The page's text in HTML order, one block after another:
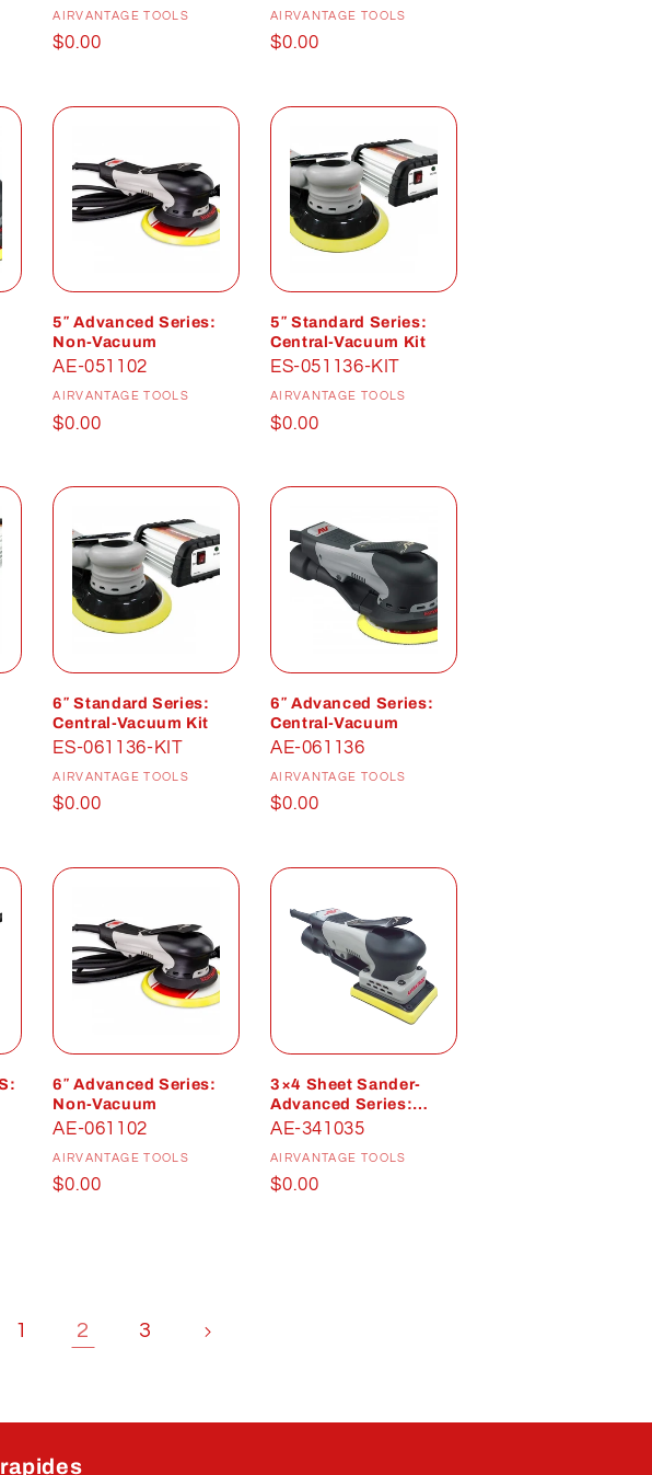
AIRVANTAGE TOOLS
Prix
$0.00
AIRVANTAGE TOOLS
Prix
$0.00
:
5″ Advanced Series:
Non-Vacuum
AE-051102Distributeur :
AIRVANTAGE TOOLS
Prix
$0.00
5″ Standard Series:
Central-Vacuum Kit
ES-051136-KIT
AIRVANTAGE TOOLS
Prix
$0.00
:
6″ Standard Series:
Central-Vacuum Kit
ES-061136-KIT Distributeur :
AIRVANTAGE TOOLS
Prix
$0.00
6″ Advanced Series:
Central-Vacuum
AE-061136Distributeur :
AIRVANTAGE TOOLS
Prix
$0.00
:
6″ Advanced Series:
Non-Vacuum
AE-061102Distributeur :
AIRVANTAGE TOOLS
Prix
$0.00
3×4 Sheet Sander-
Advanced Series:
Central-Vacuum
AE-341035Distributeur :
AIRVANTAGE TOOLS
Prix
$0.00
1 2 3